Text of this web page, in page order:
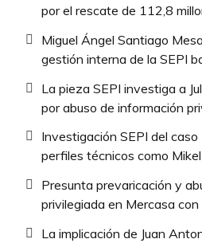
por el rescate de 112,8
Miguel Ángel Santiago
gestión interna de la SEPI
La pieza SEPI investiga a
por abuso de información
Investigación SEPI del
perfiles técnicos como
Presunta prevaricación y
privilegiada en Mercasa con
La implicación de Juan